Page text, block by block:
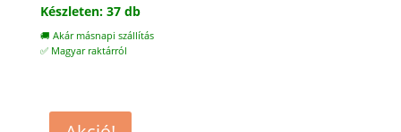
Készleten: 37 db
🚚 Akár másnapi szállítás
✅ Magyar raktárról